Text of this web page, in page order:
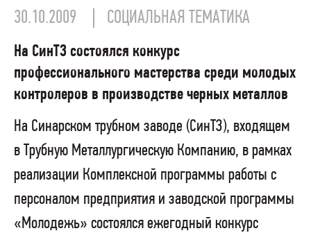
30.10.2009 СОЦИАЛЬНАЯ ТЕМАТИКА
На СинТЗ состоялся конкурс
профессионального мастерства среди молодых
контролеров в производстве черных металлов
На Синарском трубном заводе (СинТЗ), входящем
в Трубную Металлургическую Компанию, в рамках
реализации Комплексной программы работы с
персоналом предприятия и заводской программы
«Молодежь» состоялся ежегодный конкурс